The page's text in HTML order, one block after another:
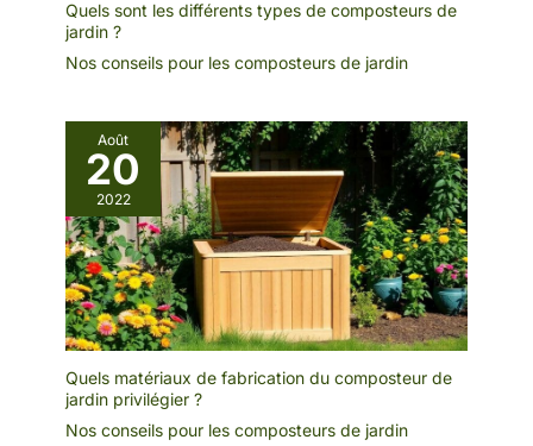
Quels sont les différents types de composteurs de
jardin ?
Nos conseils pour les composteurs de jardin
Août
20
2022
Quels matériaux de fabrication du composteur de
jardin privilégier ?
Nos conseils pour les composteurs de jardin